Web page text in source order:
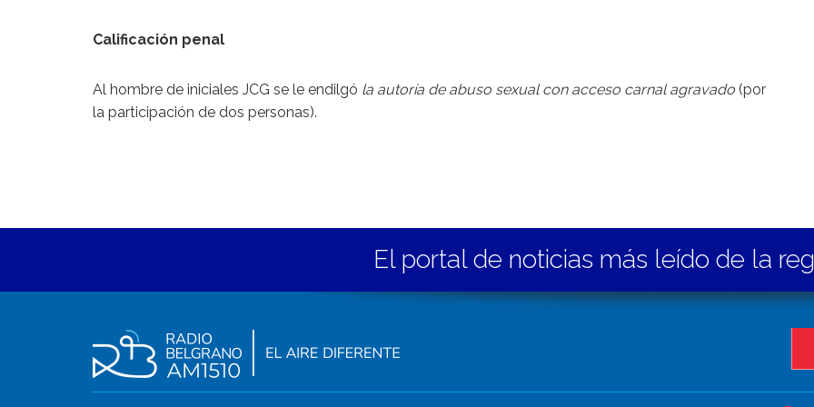
Calificación penal
Al hombre de iniciales JCG se le endilgó la autoría de abuso sexual con acceso carnal agravado (por
la participación de dos personas).
El portal de noticias más leído de la